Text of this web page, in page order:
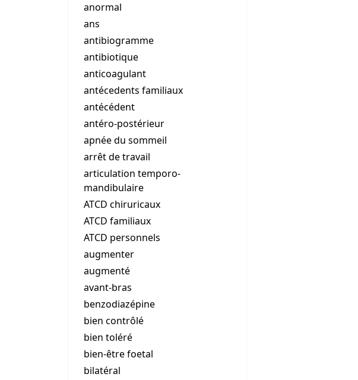
anormal
ans
antibiogramme
antibiotique
anticoagulant
antécedents familiaux
antécédent
antéro-postérieur
apnée du sommeil
arrêt de travail
articulation temporo-
mandibulaire
ATCD chiruricaux
ATCD familiaux
ATCD personnels
augmenter
augmenté
avant-bras
benzodiazépine
bien contrôlé
bien toléré
bien-être foetal
bilatéral